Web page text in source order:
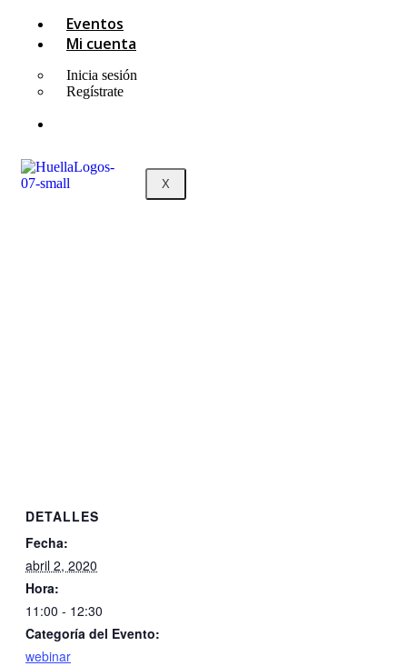
Eventos
Mi cuenta
Inicia sesión
Regístrate
X
DETALLES
Fecha:
abril 2, 2020
Hora:
11:00 - 12:30
Categoría del Evento:
webinar